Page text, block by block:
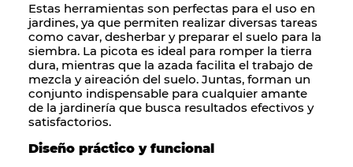
Estas herramientas son perfectas para el uso en
jardines, ya que permiten realizar diversas tareas
como cavar, desherbar y preparar el suelo para la
siembra. La picota es ideal para romper la tierra
dura, mientras que la azada facilita el trabajo de
mezcla y aireación del suelo. Juntas, forman un
conjunto indispensable para cualquier amante
de la jardinería que busca resultados efectivos y
satisfactorios.
Diseño práctico y funcional